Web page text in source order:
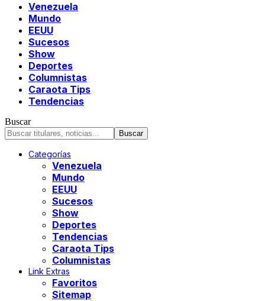
Venezuela
Mundo
EEUU
Sucesos
Show
Deportes
Columnistas
Caraota Tips
Tendencias
Buscar
Categorías
Venezuela
Mundo
EEUU
Sucesos
Show
Deportes
Tendencias
Caraota Tips
Columnistas
Link Extras
Favoritos
Sitemap